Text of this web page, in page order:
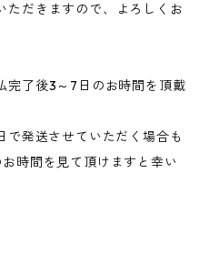
ただきますので、よろしくお
完了後3～7日のお時間を頂戴
で発送させていただく場合も
時間を見て頂けますと幸い